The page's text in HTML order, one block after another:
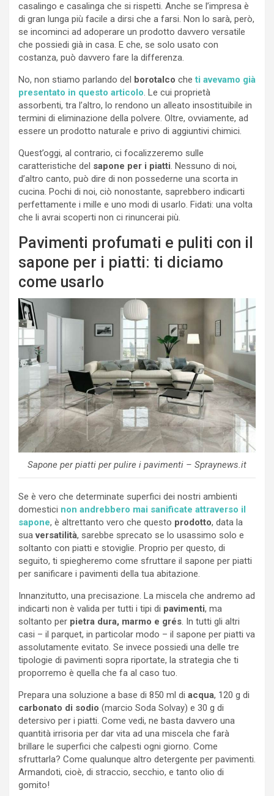
casalingo e casalinga che si rispetti. Anche se l’impresa è
di gran lunga più facile a dirsi che a farsi. Non lo sarà, però,
se incominci ad adoperare un prodotto davvero versatile
che possiedi già in casa. E che, se solo usato con
costanza, può davvero fare la differenza.
No, non stiamo parlando del
borotalco cheti avevamo già
presentato in questo articolo. Le cui proprietà
assorbenti, tra l’altro, lo rendono un alleato insostituibile in
termini di eliminazione della polvere. Oltre, ovviamente, ad
essere un prodotto naturale e privo di aggiuntivi chimici.
Quest’oggi, al contrario, ci focalizzeremo sulle
caratteristiche del sapone per i piatti. Nessuno di noi,
d’altro canto, può dire di non possederne una scorta in
cucina. Pochi di noi, ciò nonostante, saprebbero indicarti
perfettamente i mille e uno modi di usarlo. Fidati: una volta
che li avrai scoperti non ci rinuncerai più.
Pavimenti profumati e puliti con il
sapone per i piatti: ti diciamo
come usarlo
Sapone per piatti per pulire i pavimenti – Spraynews.it
Se è vero che determinate superfici dei nostri ambienti
domestici non andrebbero mai sanificate attraverso il
sapone, è altrettanto vero che questo prodotto, data la
suaversatilità, sarebbe sprecato se lo usassimo solo e
soltanto con piatti e stoviglie. Proprio per questo, di
seguito, ti spiegheremo come sfruttare il sapone per piatti
per sanificare i pavimenti della tua abitazione.
Innanzitutto, una precisazione. La miscela che andremo ad
indicarti non è valida per tutti i tipi di pavimenti, ma
soltanto per pietra dura, marmo e grés. In tutti gli altri
casi – il parquet, in particolar modo – il sapone per piatti va
assolutamente evitato. Se invece possiedi una delle tre
tipologie di pavimenti sopra riportate, la strategia che ti
proporremo è quella che fa al caso tuo.
Prepara una soluzione a base di 850 ml di acqua, 120 g di
carbonato di sodio (marcio Soda Solvay) e 30 g di
detersivo per i piatti. Come vedi, ne basta davvero una
quantità irrisoria per dar vita ad una miscela che farà
brillare le superfici che calpesti ogni giorno. Come
sfruttarla? Come qualunque altro detergente per pavimenti.
Armandoti, cioè, di straccio, secchio, e tanto olio di
gomito!